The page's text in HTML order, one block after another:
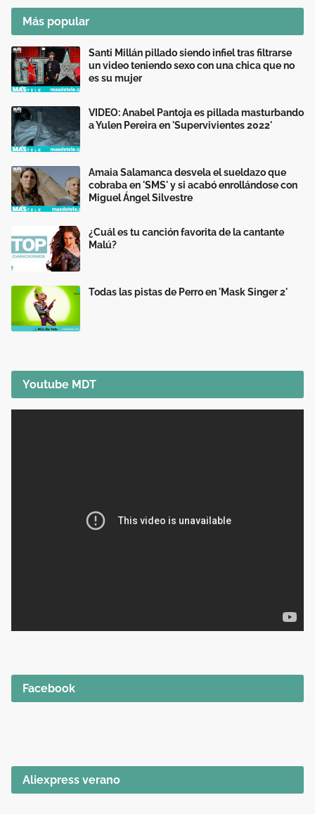
Más popular
Santi Millán pillado siendo infiel tras filtrarse
un video teniendo sexo con una chica que no
es su mujer
VIDEO: Anabel Pantoja es pillada masturbando
a Yulen Pereira en 'Supervivientes 2022'
Amaia Salamanca desvela el sueldazo que
cobraba en 'SMS' y si acabó enrollándose con
Miguel Ángel Silvestre
¿Cuál es tu canción favorita de la cantante
Malú?
Todas las pistas de Perro en 'Mask Singer 2'
Youtube MDT
Facebook
Aliexpress verano